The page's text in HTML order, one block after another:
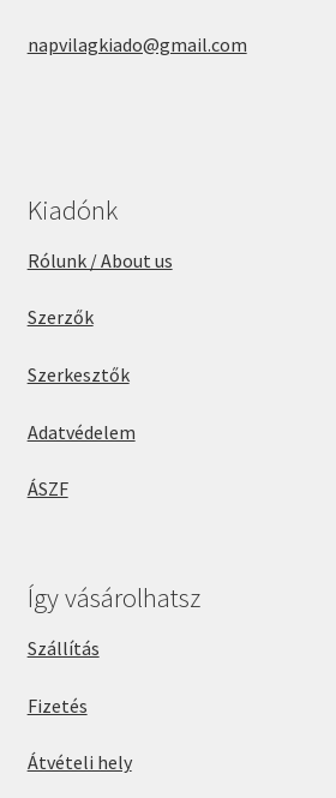
napvilagkiado@gmail.com
Kiadónk
Rólunk / About us
Szerzők
Szerkesztők
Adatvédelem
ÁSZF
Így vásárolhatsz
Szállítás
Fizetés
Átvételi hely